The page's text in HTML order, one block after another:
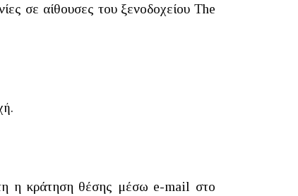
σε αίθουσες του ξενοδοχείου The
η κράτηση θέσης μέσω e-mail στο